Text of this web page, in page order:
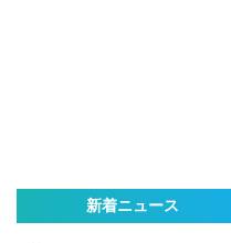
新着ニュース